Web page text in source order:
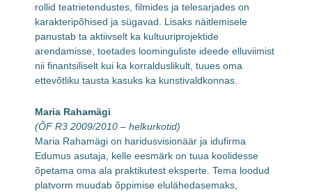
rollid teatrietendustes, filmides ja telesarjades on
karakteripõhised ja sügavad. Lisaks näitlemisele
panustab ta aktiivselt ka kultuuriprojektide
arendamisse, toetades loominguliste ideede elluviimist
nii finantsiliselt kui ka korralduslikult, tuues oma
ettevõtliku tausta kasuks ka kunstivaldkonnas.
Maria Rahamägi
(ÕF R3 2009/2010 – helkurkotid)
Maria Rahamägi on haridusvisionäär ja idufirma
Edumus asutaja, kelle eesmärk on tuua koolidesse
õpetama oma ala praktikutest eksperte. Tema loodud
platvorm muudab õppimise elulähedasemaks,